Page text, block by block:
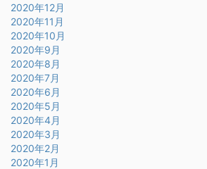
2020年12月
2020年11月
2020年10月
2020年9月
2020年8月
2020年7月
2020年6月
2020年5月
2020年4月
2020年3月
2020年2月
2020年1月